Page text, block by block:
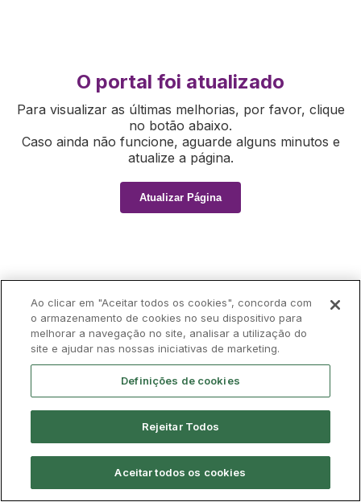
O portal foi atualizado
Para visualizar as últimas melhorias, por favor, clique
no botão abaixo.
Caso ainda não funcione, aguarde alguns minutos e
atualize a página.
Atualizar Página
Ao clicar em "Aceitar todos os cookies", concorda com
o armazenamento de cookies no seu dispositivo para
melhorar a navegação no site, analisar a utilização do
site e ajudar nas nossas iniciativas de marketing.
Definições de cookies
Rejeitar Todos
Aceitar todos os cookies